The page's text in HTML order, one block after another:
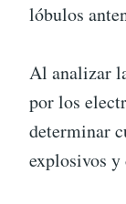
lóbulos
Al analizar
por los
determinar
explosivos y